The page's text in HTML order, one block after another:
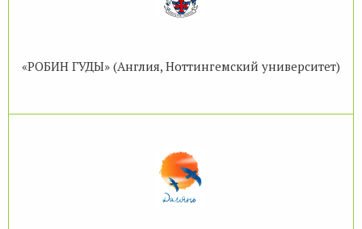
«РОБИН ГУДЫ» (Англия, Ноттингемский университет)